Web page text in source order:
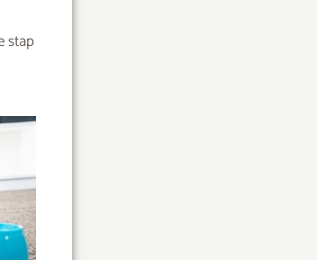
stap